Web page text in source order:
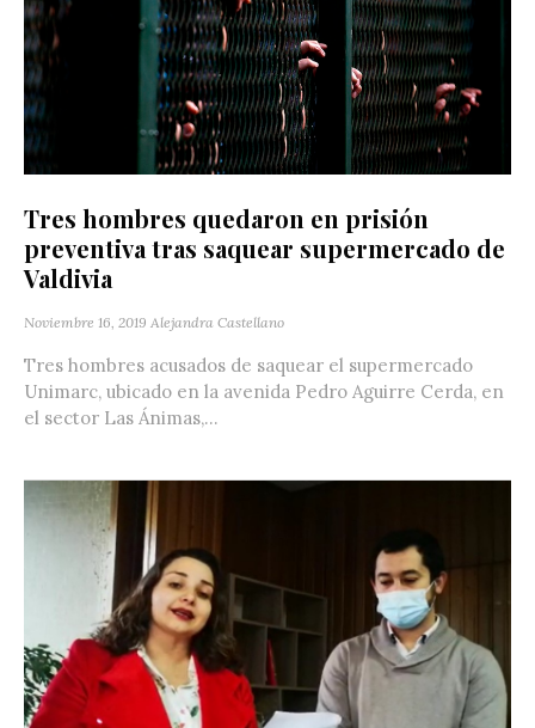
Tres hombres quedaron en prisión
preventiva tras saquear supermercado de
Valdivia
Noviembre 16, 2019 Alejandra Castellano
Tres hombres acusados de saquear el supermercado
Unimarc, ubicado en la avenida Pedro Aguirre Cerda, en
el sector Las Ánimas,...